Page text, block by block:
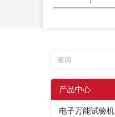
产品中心
电子万能试验机